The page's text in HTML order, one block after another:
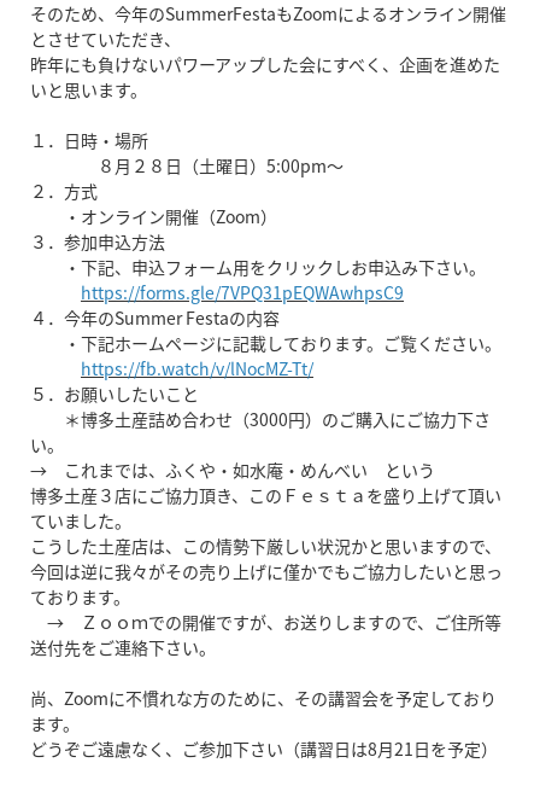
そのため、今年のSummerFestaもZoomによるオンライン開催
とさせていただき、
昨年にも負けないパワーアップした会にすべく、企画を進めた
いと思います。
１．日時・場所
８月２８日（土曜日）5:00pm～
２．方式
・オンライン開催（Zoom）
３．参加申込方法
・下記、申込フォーム用をクリックしお申込み下さい。
https://forms.gle/7VPQ31pEQWAwhpsC9
４．今年のSummer Festaの内容
・下記ホームページに記載しております。ご覧ください。
https://fb.watch/v/lNocMZ-Tt/
５．お願いしたいこと
＊博多土産詰め合わせ（3000円）のご購入にご協力下さ
い。
→ これまでは、ふくや・如水庵・めんべい という
博多土産３店にご協力頂き、このＦｅｓｔａを盛り上げて頂い
ていました。
こうした土産店は、この情勢下厳しい状況かと思いますので、
今回は逆に我々がその売り上げに僅かでもご協力したいと思っ
ております。
→ Ｚｏｏｍでの開催ですが、お送りしますので、ご住所等
送付先をご連絡下さい。
尚、Zoomに不慣れな方のために、その講習会を予定しており
ます。
どうぞご遠慮なく、ご参加下さい（講習日は8月21日を予定）